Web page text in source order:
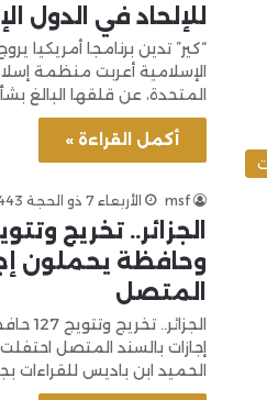
للإلحاد في الدول
“كير” تدين برنامجا أمريكيا
الإسلامية أعربت منظمة
المتحدة، عن قلقها البالغ
أكمل القراءة »
msf الأربعاء 7 ذو الحجة 1443هـ 6-7-2022م
وحافظة يحملون
المتصل
إجازات بالسند المتصل
الحميد ابن باديس للقراءات